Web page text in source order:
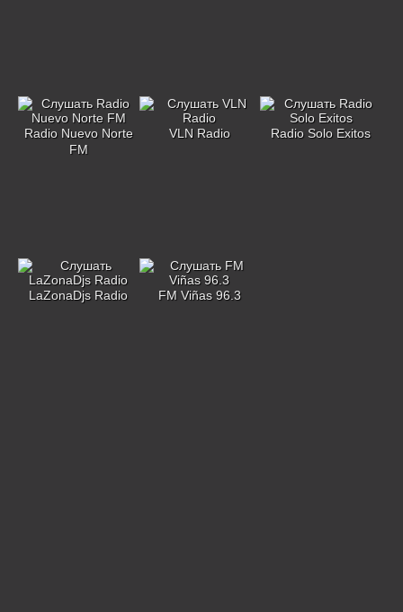
Radio Nuevo Norte
FM
VLN Radio Radio Solo Exitos
LaZonaDjs Radio FM Viñas 96.3